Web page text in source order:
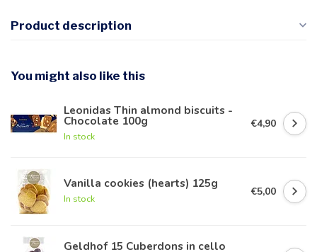
Product description
You might also like this
Leonidas Thin almond biscuits -
Chocolate 100g
In stock
€4,90
Vanilla cookies (hearts) 125g
In stock
€5,00
Geldhof 15 Cuberdons in cello